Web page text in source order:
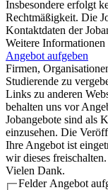
Insbesondere erfolgt
Rechtmäßigkeit. Die
Kontaktdaten der
Weitere
Angebot aufgeben
Firmen,
Studierende zu
Links zu anderen
behalten uns vor
Jobangebote sind als
einzusehen. Die
Ihre Angebot ist
wir dieses freischalten.
Vielen Dank.
Felder Angebot